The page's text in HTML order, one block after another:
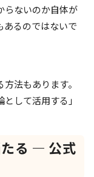
らないのか自体が
あるのではないで
法もあります。
して活用する」
たる ― 公式